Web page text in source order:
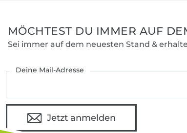
MÖCHTEST DU IMMER AUF
Sei immer auf dem neuesten Stand &
Deine Mail-Adresse
Jetzt anmelden